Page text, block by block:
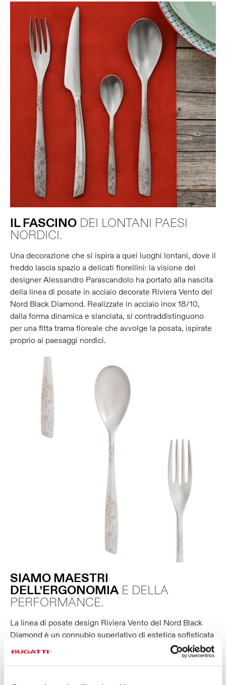
IL FASCINO DEI LONTANI PAESI
NORDICI.
Una decorazione che si ispira a quei luoghi lontani, dove il
freddo lascia spazio a delicati fiorellini: la visione del
designer Alessandro Parascandolo ha portato alla nascita
della linea di posate in acciaio decorate Riviera Vento del
Nord Black Diamond. Realizzate in acciaio inox 18/10,
dalla forma dinamica e slanciata, si contraddistinguono
per una fitta trama floreale che avvolge la posata, ispirate
proprio ai paesaggi nordici.
SIAMO MAESTRI
DELL’ERGONOMIAE DELLA
PERFORMANCE.
La linea di posate design Riviera Vento del Nord Black
Diamond è un connubio superlativo di estetica sofisticata
a prestazioni superiori: l’attenzione a
bilanciatura,presae
precise. Le